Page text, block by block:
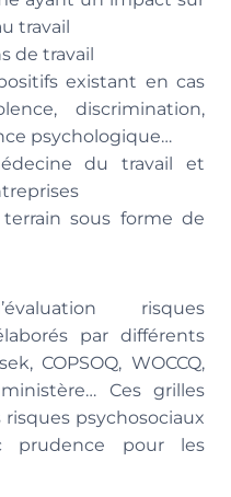
travail
de travail
existant en cas
discrimination,
psychologique…
du travail et
sous forme de
risques
par différents
COPSOQ, WOCCQ,
Ces grilles
psychosociaux
pour les